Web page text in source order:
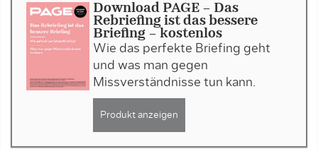
Download PAGE - Das
Rebriefing ist das bessere
Briefing - kostenlos
Wie das perfekte Briefing geht
und was man gegen
Missverständnisse tun kann.
Produkt anzeigen